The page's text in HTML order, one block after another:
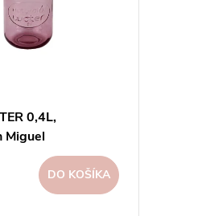
0,4L,
Miguel
DO KOŠÍKA